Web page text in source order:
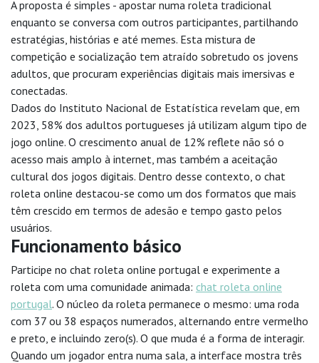
A proposta é simples - apostar numa roleta tradicional
enquanto se conversa com outros participantes, partilhando
estratégias, histórias e até memes. Esta mistura de
competição e socialização tem atraído sobretudo os jovens
adultos, que procuram experiências digitais mais imersivas e
conectadas.
Dados do Instituto Nacional de Estatística revelam que, em
2023, 58% dos adultos portugueses já utilizam algum tipo de
jogo online. O crescimento anual de 12% reflete não só o
acesso mais amplo à internet, mas também a aceitação
cultural dos jogos digitais. Dentro desse contexto, o chat
roleta online destacou-se como um dos formatos que mais
têm crescido em termos de adesão e tempo gasto pelos
usuários.
Funcionamento básico
Participe no chat roleta online portugal e experimente a
roleta com uma comunidade animada: chat roleta online
portugal. O núcleo da roleta permanece o mesmo: uma roda
com 37 ou 38 espaços numerados, alternando entre vermelho
e preto, e incluindo zero(s). O que muda é a forma de interagir.
Quando um jogador entra numa sala, a interface mostra três